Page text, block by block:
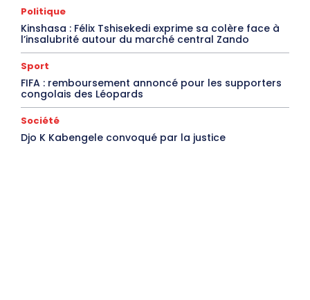
Politique
Kinshasa : Félix Tshisekedi exprime sa colère face à
l’insalubrité autour du marché central Zando
Sport
FIFA : remboursement annoncé pour les supporters
congolais des Léopards
Société
Djo K Kabengele convoqué par la justice